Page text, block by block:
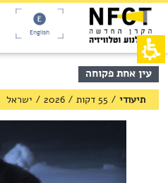
תחילתו
אינטרנט,
לחץ
אנטר
כדי
לאזור
ראש
באפשרותך
ללחוץ
אנטר
כדי
לדלג
English
תוכן
מרכזי,
באפשרותך
ללחוץ
עין אחת פקוחה
תיעודי / 55 דקות /
2026
/ ישראל